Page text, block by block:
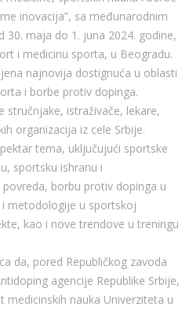
inovacija”, sa međunarodnim
30. maja do 1. juna 2024. godine,
i medicinu sporta, u Beogradu.
najnovija dostignuća u oblasti
i borbe protiv dopinga.
stručnjake, istraživače, lekare,
organizacija iz cele Srbije.
tema, uključujući sportske
sportsku ishranu i
borbu protiv dopinga u
metodologije u sportskoj
kao i nove trendove u treningu
da, pored Republičkog zavoda
agencije Republike Srbije,
medicinskih nauka Univerziteta u